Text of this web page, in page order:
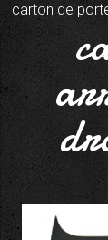
carton de